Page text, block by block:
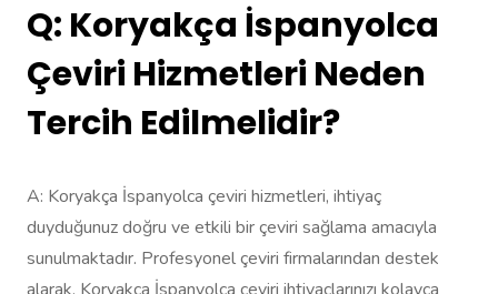
Q: Koryakça İspanyolca
Çeviri Hizmetleri Neden
Tercih Edilmelidir?
A: Koryakça İspanyolca çeviri hizmetleri, ihtiyaç
duyduğunuz doğru ve etkili bir çeviri sağlama amacıyla
sunulmaktadır. Profesyonel çeviri firmalarından destek